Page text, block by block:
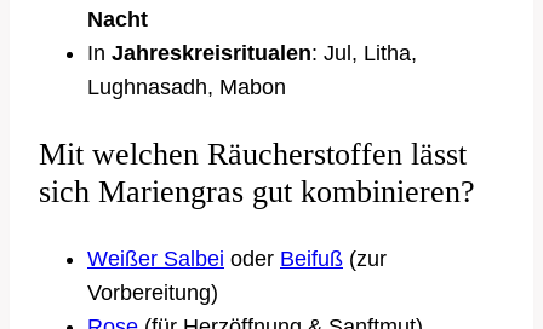
Nacht
In Jahreskreisritualen: Jul, Litha,
Lughnasadh, Mabon
Mit welchen Räucherstoffen lässt
sich Mariengras gut kombinieren?
Weißer Salbei oder Beifuß (zur
Vorbereitung)